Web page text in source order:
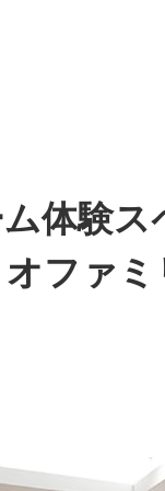
ム体験
ファミ